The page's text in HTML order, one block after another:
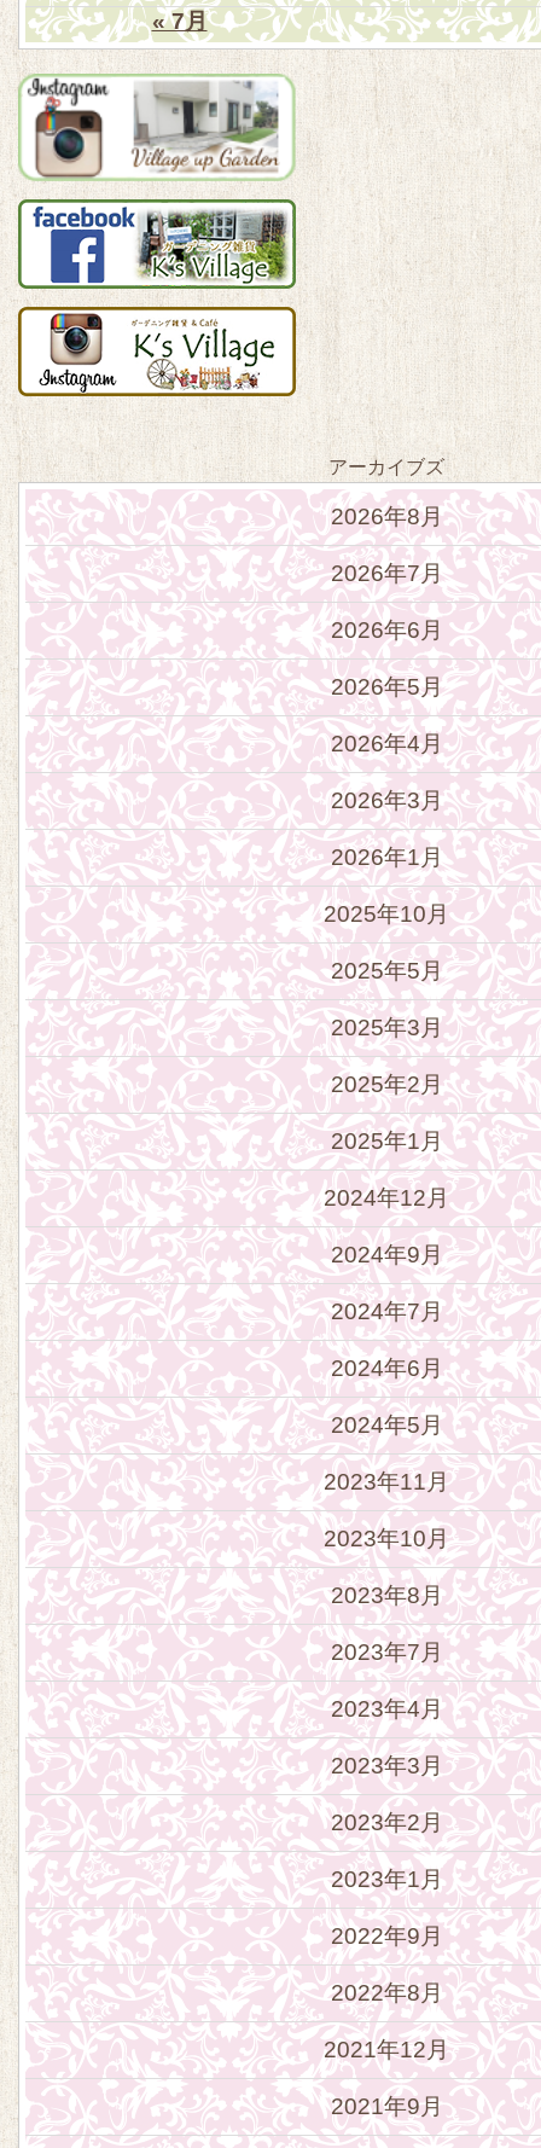
« 7月
アーカイブズ
2026年8月
2026年7月
2026年6月
2026年5月
2026年4月
2026年3月
2026年1月
2025年10月
2025年5月
2025年3月
2025年2月
2025年1月
2024年12月
2024年9月
2024年7月
2024年6月
2024年5月
2023年11月
2023年10月
2023年8月
2023年7月
2023年4月
2023年3月
2023年2月
2023年1月
2022年9月
2022年8月
2021年12月
2021年9月